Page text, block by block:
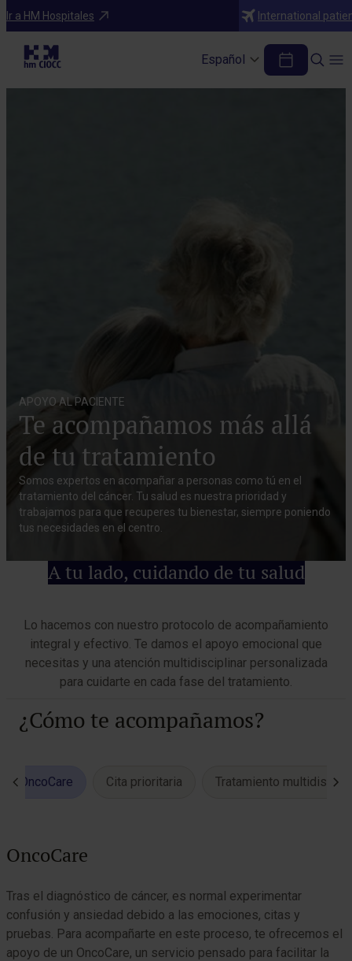
Ir a HM Hospitales International
Español
APOYO AL PACIENTE
Te acompañamos más allá
de tu tratamiento
Somos expertos en acompañar a personas como tú en el
tratamiento del cáncer. Tu salud es nuestra prioridad y
trabajamos para que recuperes tu bienestar, siempre poniendo
tus necesidades en el centro.
A tu lado, cuidando de tu salud
Lo hacemos con nuestro protocolo de acompañamiento
integral y efectivo. Te damos el apoyo emocional que
necesitas y una atención multidisciplinar personalizada
para cuidarte en cada fase del tratamiento.
¿Cómo te acompañamos?
OncoCare Cita prioritaria Tratamiento
OncoCare
Tras el diagnóstico de cáncer, es normal experimentar
confusión y ansiedad debido a las emociones, citas y
pruebas. Para acompañarte en este proceso, te ofrecemos el
apoyo de un OncoCare, un servicio pensado para facilitar la